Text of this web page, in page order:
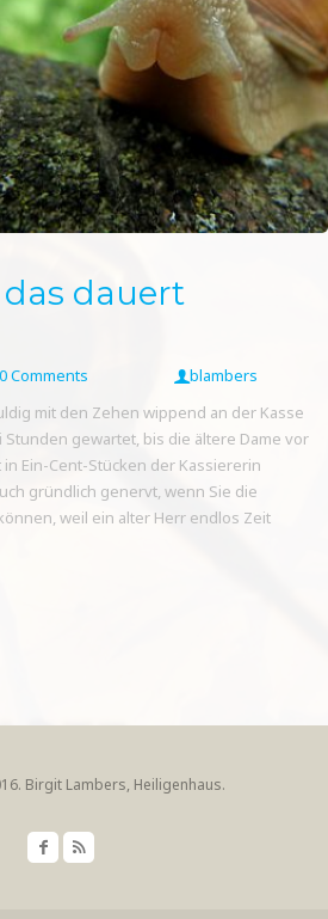
das dauert
0 Comments
blambers
mit den Zehen wippend an der Kasse
gewartet, bis die ältere Dame vor
Ein-Cent-Stücken der Kassiererin
gründlich genervt, wenn Sie die
weil ein alter Herr endlos Zeit
Birgit Lambers, Heiligenhaus.